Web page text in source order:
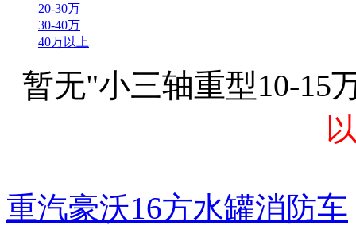
20-30万
30-40万
40万以上
暂无"小三轴重型10-15
重汽豪沃16方水罐消防车